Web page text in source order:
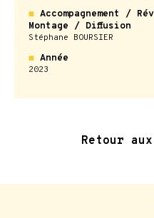
◼ Accompagnement /
Montage / Diffusion
Stéphane BOURSIER
◼ Année
2023
Retour